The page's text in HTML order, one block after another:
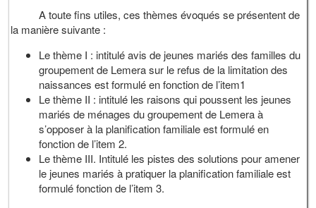
A toute fins utiles, ces thèmes évoqués se présentent de
la manière suivante :
Le thème I : intitulé avis de jeunes mariés des familles du
groupement de Lemera sur le refus de la limitation des
naissances est formulé en fonction de l’item1
Le thème II : intitulé les raisons qui poussent les jeunes
mariés de ménages du groupement de Lemera à
s’opposer à la planification familiale est formulé en
fonction de l’item 2.
Le thème III. Intitulé les pistes des solutions pour amener
le jeunes mariés à pratiquer la planification familiale est
formulé fonction de l’item 3.